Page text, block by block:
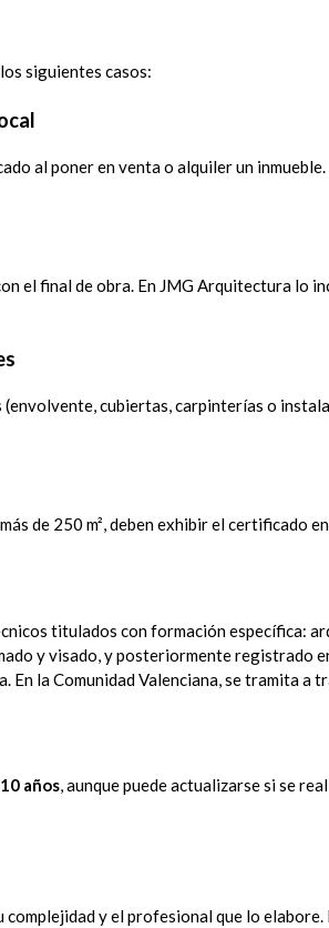
siguientes casos:
al poner en venta o alquiler un
el final de obra. En JMG Arquitectura lo
cubiertas, carpinterías o
de 250 m², deben exhibir el certificado
titulados con formación específica:
y visado, y posteriormente registrado
En la Comunidad Valenciana, se tramita a
10 años, aunque puede actualizarse si se
complejidad y el profesional que lo